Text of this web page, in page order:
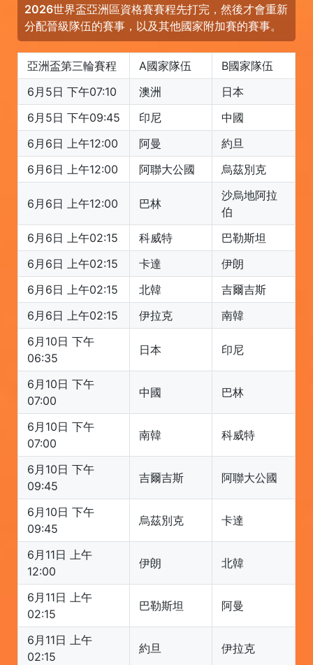
2026世界盃亞洲區資格賽賽程先打完，然後才會重新
分配晉級隊伍的賽事，以及其他國家附加賽的賽事。
亞洲盃第三輪賽程 A國家隊伍
B國家隊伍
6月5日 下午07:10
澳洲
日本
6月5日 下午09:45
印尼
中國
6月6日 上午12:00
阿曼
約旦
6月6日 上午12:00
阿聯大公國 烏茲別克
6月6日 上午12:00 巴林
沙烏地阿拉
伯
6月6日 上午02:15
科威特
巴勒斯坦
6月6日 上午02:15
卡達
伊朗
6月6日 上午02:15
北韓
吉爾吉斯
6月6日 上午02:15
伊拉克
南韓
6月10日 下午
06:35
日本 印尼
6月10日 下午
07:00
中國 巴林
6月10日 下午
07:00
南韓 科威特
6月10日 下午
09:45
吉爾吉斯 阿聯大公國
6月10日 下午
09:45
烏茲別克 卡達
6月11日 上午
12:00
伊朗 北韓
6月11日 上午
02:15
巴勒斯坦 阿曼
6月11日 上午
02:15
約旦 伊拉克